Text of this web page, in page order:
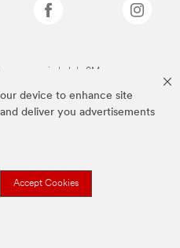
device to enhance site
deliver you advertisements
Accept Cookies
son propiedad de 3M